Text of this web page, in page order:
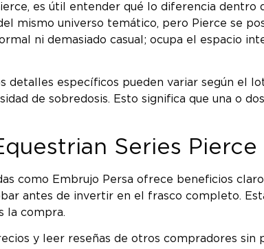
es útil entender qué lo diferencia
mismo universo temático, pero Pierce se
ni demasiado casual; ocupa el espacio
detalles específicos pueden variar según el
de sobredosis. Esto significa que una o
Series Pierce
como Embrujo Persa ofrece beneficios
antes de invertir en el frasco completo.
la compra.
y leer reseñas de otros compradores sin